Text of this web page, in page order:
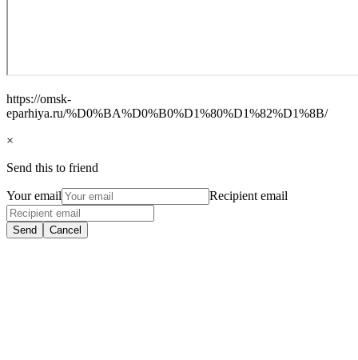
https://omsk-
eparhiya.ru/%D0%BA%D0%B0%D1%80%D1%82%D1%8B/
×
Send this to friend
Your email Recipient email
Send Cancel